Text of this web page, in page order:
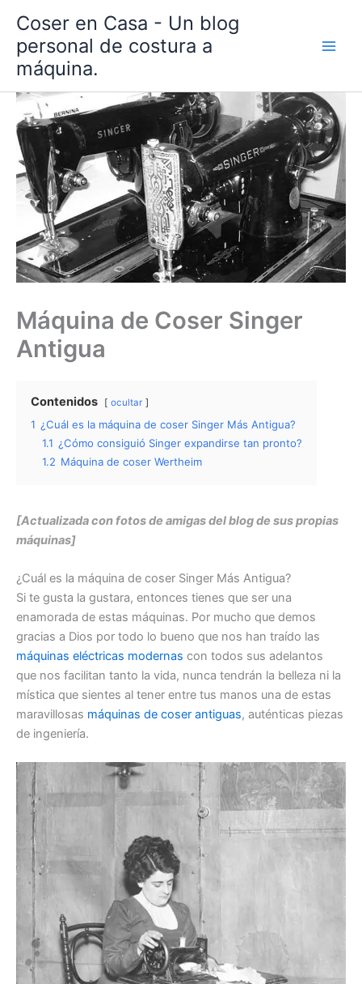
contenido
Coser en Casa - Un blog
personal de costura a
máquina.
Máquina de Coser Singer
Antigua
Contenidos ocultar
1 ¿Cuál es la máquina de coser Singer Más Antigua?
1.1 ¿Cómo consiguió Singer expandirse tan pronto?
1.2 Máquina de coser Wertheim
[Actualizada con fotos de amigas del blog de sus propias
máquinas]
¿Cuál es la máquina de coser Singer Más Antigua?
Si te gusta la gustara, entonces tienes que ser una
enamorada de estas máquinas. Por mucho que demos
gracias a Dios por todo lo bueno que nos han traído las
máquinas eléctricas modernas con todos sus adelantos
que nos facilitan tanto la vida, nunca tendrán la belleza ni la
mística que sientes al tener entre tus manos una de estas
maravillosas máquinas de coser antiguas, auténticas piezas
de ingeniería.